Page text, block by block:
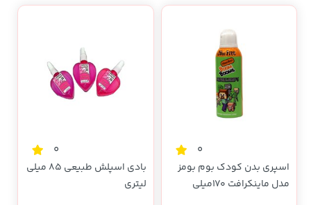
0
اسپری بدن کودک بوم بومز
مدل ماینکرافت 170میلی
0
بادی اسپلش طبیعی 85 میلی
لیتری